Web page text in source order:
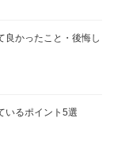
良かったこと・後悔し
いるポイント5選